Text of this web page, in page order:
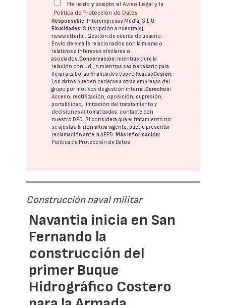
He leído y acepto elAviso Legal y la
Política de Protección de Datos
Responsable: Interempresas Media, S.L.U.
Finalidades: Suscripción a nuestra(s)
newsletter(s). Gestión de cuenta de usuario.
Envío de emails relacionados con la misma o
relativos a intereses similares o
asociados.Conservación: mientras dure la
relación con Ud., o mientras sea necesario para
llevar a cabo las finalidades especificadasCesión:
Los datos pueden cederse a otras empresas del
grupo por motivos de gestión interna. Derechos:
Acceso, rectificación, oposición, supresión,
portabilidad, limitación del tratatamiento y
decisiones automatizadas: contacte con
nuestro DPD. Si considera que el tratamiento no
se ajusta a la normativa vigente, puede presentar
reclamación ante laAEPD. Más información:
Política de Protección de Datos
Construcción naval militar
Navantia inicia en San
Fernando la
construcción del
primer Buque
Hidrográfico Costero